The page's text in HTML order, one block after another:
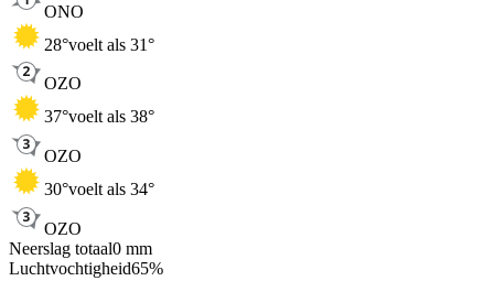
ONO
28°voelt als 31°
OZO
37°voelt als 38°
OZO
30°voelt als 34°
OZO
Neerslag totaal0 mm
Luchtvochtigheid65%